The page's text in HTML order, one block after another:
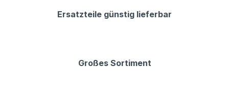
Ersatzteile günstig lieferbar
Großes Sortiment